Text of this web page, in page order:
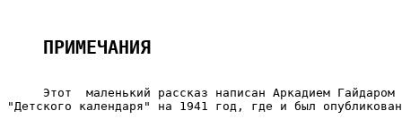
ПРИМЕЧАНИЯ
Этот  маленький рассказ написан Аркадием Гайдаром
"Детского календаря" на 1941 год, где и был